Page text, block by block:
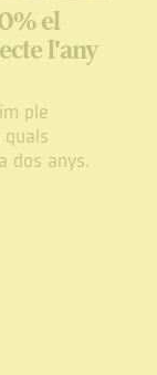
el
l'any
ple
dos anys.